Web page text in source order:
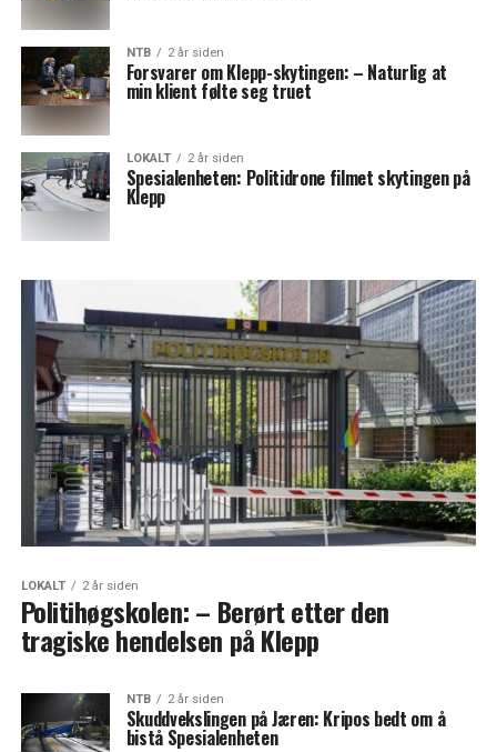
NTB 2 år siden
Forsvarer om Klepp-skytingen: – Naturlig at
min klient følte seg truet
LOKALT 2 år siden
Spesialenheten: Politidrone filmet skytingen på
Klepp
LOKALT 2 år siden
Politihøgskolen: – Berørt etter den
tragiske hendelsen på Klepp
NTB 2 år siden
Skuddvekslingen på Jæren: Kripos bedt om å
bistå Spesialenheten